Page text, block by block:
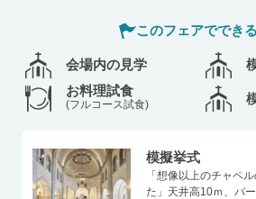
このフェアででき
会場内の見学
お料理試食
(フルコース試食)
模擬挙式
「想像以上のチャペ
た」天井高10ｍ、バ